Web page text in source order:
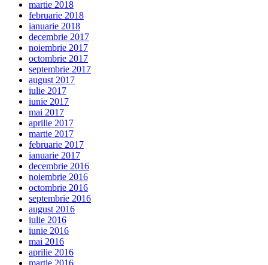
martie 2018
februarie 2018
ianuarie 2018
decembrie 2017
noiembrie 2017
octombrie 2017
septembrie 2017
august 2017
iulie 2017
iunie 2017
mai 2017
aprilie 2017
martie 2017
februarie 2017
ianuarie 2017
decembrie 2016
noiembrie 2016
octombrie 2016
septembrie 2016
august 2016
iulie 2016
iunie 2016
mai 2016
aprilie 2016